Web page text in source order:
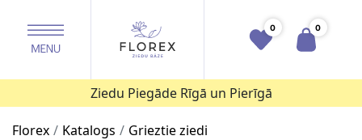
0 0
Ziedu Piegāde Rīgā un Pierīgā
Florex Katalogs Grieztie ziedi